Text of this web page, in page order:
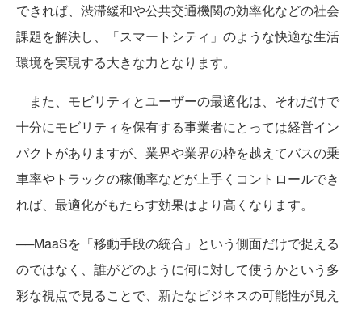
できれば、渋滞緩和や公共交通機関の効率化などの社会
課題を解決し、「スマートシティ」のような快適な生活
環境を実現する大きな力となります。
また、モビリティとユーザーの最適化は、それだけで
十分にモビリティを保有する事業者にとっては経営イン
パクトがありますが、業界や業界の枠を越えてバスの乗
車率やトラックの稼働率などが上手くコントロールでき
れば、最適化がもたらす効果はより高くなります。
──MaaSを「移動手段の統合」という側面だけで捉える
のではなく、誰がどのように何に対して使うかという多
彩な視点で見ることで、新たなビジネスの可能性が見え